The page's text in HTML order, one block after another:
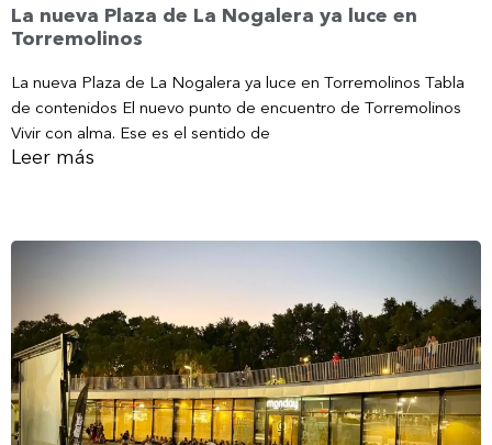
La nueva Plaza de La Nogalera ya luce en
Torremolinos
La nueva Plaza de La Nogalera ya luce en Torremolinos Tabla
de contenidos El nuevo punto de encuentro de Torremolinos
Vivir con alma. Ese es el sentido de
Leer más